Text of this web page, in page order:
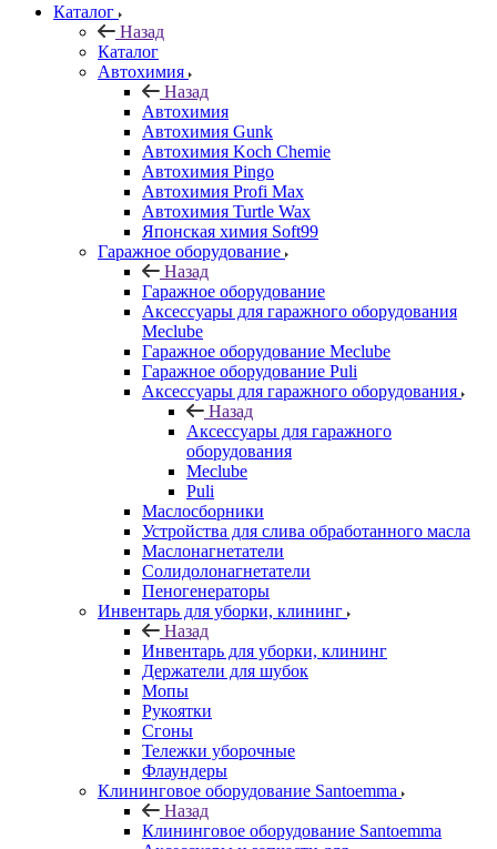
Каталог
Назад
Каталог
Автохимия
Назад
Автохимия
Автохимия Gunk
Автохимия Koch Chemie
Автохимия Pingo
Автохимия Profi Max
Автохимия Turtle Wax
Японская химия Soft99
Гаражное оборудование
Назад
Гаражное оборудование
Аксессуары для гаражного оборудования
Meclube
Гаражное оборудование Meclube
Гаражное оборудование Puli
Аксессуары для гаражного оборудования
Назад
Аксессуары для гаражного
оборудования
Meclube
Puli
Маслосборники
Устройства для слива обработанного масла
Маслонагнетатели
Солидолонагнетатели
Пеногенераторы
Инвентарь для уборки, клининг
Назад
Инвентарь для уборки, клининг
Держатели для шубок
Мопы
Рукоятки
Сгоны
Тележки уборочные
Флаундеры
Клининговое оборудование Santoemma
Назад
Клининговое оборудование Santoemma